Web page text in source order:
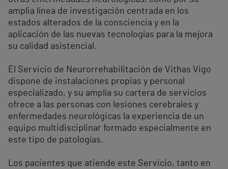
amplia línea de investigación centrada en los
estados alterados de la consciencia y en la
aplicación de las nuevas tecnologías para la mejora
su calidad asistencial.
El Servicio de Neurorrehabilitación de Vithas Vigo
dispone de instalaciones propias y personal
especializado, y su amplía su cartera de servicios
ofrece a las personas con lesiones cerebrales y
enfermedades neurológicas la experiencia de un
equipo multidisciplinar formado especialmente en
este tipo de patologías.
Los pacientes que atiende este Servicio, tanto en